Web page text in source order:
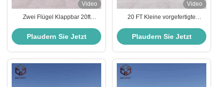
Video
Zwei Flügel Klappbar 20ft
Sandwich-Panel-Dach
Plaudern Sie Jetzt
Video
20 FT Kleine vorgefertigte
Aluminiumfenstern
Plaudern Sie Jetzt